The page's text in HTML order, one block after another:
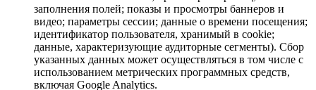
заполнения полей; показы и просмотры баннеров и
видео; параметры сессии; данные о времени посещения;
идентификатор пользователя, хранимый в cookie;
данные, характеризующие аудиторные сегменты). Сбор
указанных данных может осуществляться в том числе с
использованием метрических программных средств,
включая Google Analytics.